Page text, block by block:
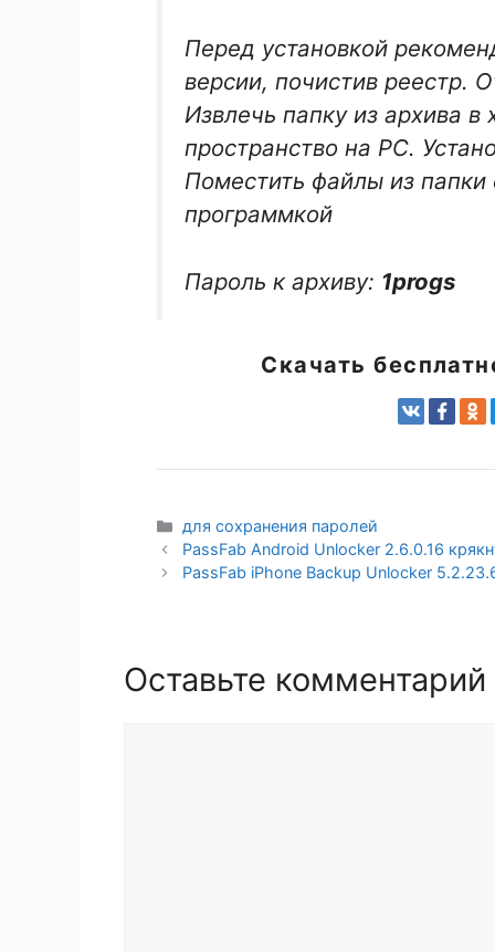
Перед установкой
версии, почистив реестр.
Извлечь папку из архива в
пространство на PC.
Поместить файлы из
программкой
Пароль к архиву: 1progs
Скачать
Рубрики
для сохранения паролей
PassFab Android Unlocker 2.6.0.16
PassFab iPhone Backup Unlocker
Оставьте комментарий